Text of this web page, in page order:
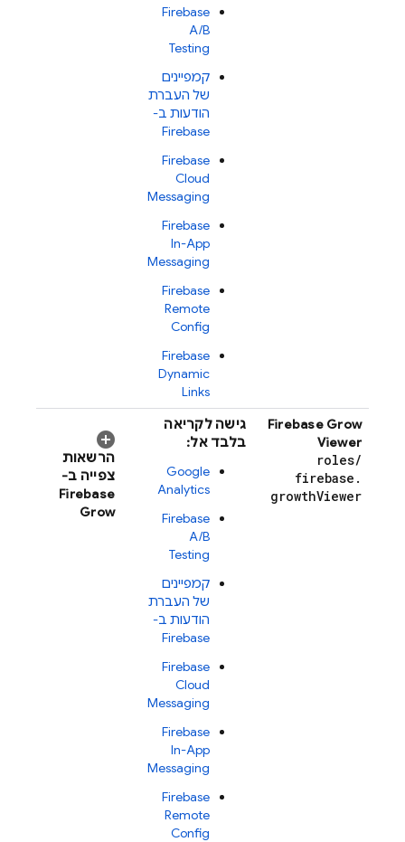
Firebase
A/B
Testing
קמפיינים
של העברת
הודעות ב-
Firebase
Firebase
Cloud
Messaging
Firebase
In-App
Messaging
Firebase
Remote
Config
Firebase
Dynamic
Links
Firebase Grow
Viewer
roles/
firebase .
growthViewer
גישה לקריאה
בלבד אל:
Google
Analytics
Firebase
A/B
Testing
קמפיינים
של העברת
הודעות ב-
Firebase
Firebase
Cloud
Messaging
Firebase
In-App
Messaging
Firebase
Remote
Config
הרשאות
צפייה ב-
Firebase
Grow